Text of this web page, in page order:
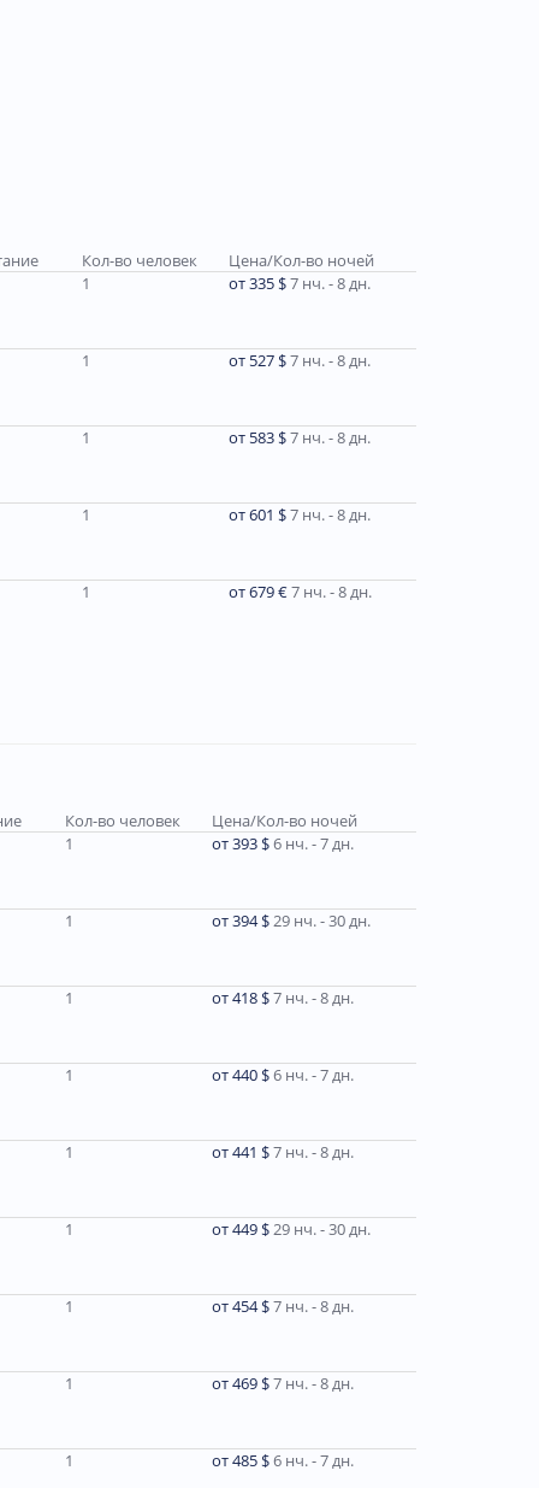
Кол-во человек
Цена/Кол-во ночей
1 от 335 $7 нч. - 8 дн.
1 от 527 $7 нч. - 8 дн.
1 от 583 $7 нч. - 8 дн.
1 от 601 $7 нч. - 8 дн.
1 от 679 €7 нч. - 8 дн.
Кол-во человек
Цена/Кол-во ночей
1 от 393 $6 нч. - 7 дн.
1 от 394 $29 нч. - 30 дн.
1 от 418 $7 нч. - 8 дн.
1 от 440 $6 нч. - 7 дн.
1 от 441 $7 нч. - 8 дн.
1 от 449 $29 нч. - 30 дн.
1 от 454 $7 нч. - 8 дн.
1 от 469 $7 нч. - 8 дн.
1 от 485 $6 нч. - 7 дн.